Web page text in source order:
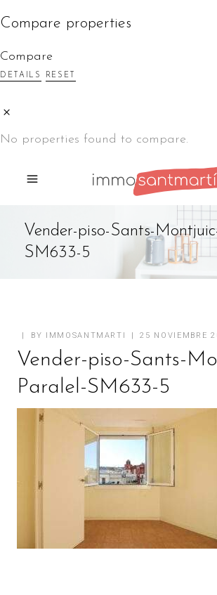
Compare properties
Compare
DETAILS RESET
No properties found to compare.
Vender-piso-Sants-
SM633-5
BY IMMOSANTMARTI 25 NOVIEMBRE
Vender-piso-Sants-
Paralel-SM633-5